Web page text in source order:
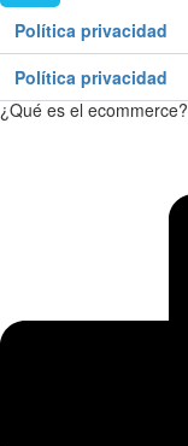
Política privacidad
Política privacidad
¿Qué es el ecommerce?